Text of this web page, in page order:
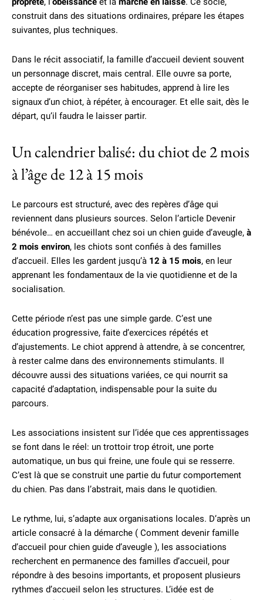
construit dans des situations ordinaires, prépare les étapes
suivantes, plus techniques.
Dans le récit associatif, la famille d’accueil devient souvent
un personnage discret, mais central. Elle ouvre sa porte,
accepte de réorganiser ses habitudes, apprend à lire les
signaux d’un chiot, à répéter, à encourager. Et elle sait, dès le
départ, qu’il faudra le laisser partir.
Un calendrier balisé: du chiot de 2 mois
à l’âge de 12 à 15 mois
Le parcours est structuré, avec des repères d’âge qui
reviennent dans plusieurs sources. Selon l’article Devenir
bénévole… en accueillant chez soi un chien guide d’aveugle, à
2 mois environ, les chiots sont confiés à des familles
d’accueil. Elles les gardent jusqu’à 12 à 15 mois, en leur
apprenant les fondamentaux de la vie quotidienne et de la
socialisation.
Cette période n’est pas une simple garde. C’est une
éducation progressive, faite d’exercices répétés et
d’ajustements. Le chiot apprend à attendre, à se concentrer,
à rester calme dans des environnements stimulants. Il
découvre aussi des situations variées, ce qui nourrit sa
capacité d’adaptation, indispensable pour la suite du
parcours.
Les associations insistent sur l’idée que ces apprentissages
se font dans le réel: un trottoir trop étroit, une porte
automatique, un bus qui freine, une foule qui se resserre.
C’est là que se construit une partie du futur comportement
du chien. Pas dans l’abstrait, mais dans le quotidien.
Le rythme, lui, s’adapte aux organisations locales. D’après un
article consacré à la démarche ( Comment devenir famille
d’accueil pour chien guide d’aveugle ), les associations
recherchent en permanence des familles d’accueil, pour
répondre à des besoins importants, et proposent plusieurs
rythmes d’accueil selon les structures. L’idée est de